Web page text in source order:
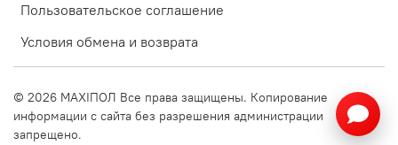
Пользовательское соглашение
Условия обмена и возврата
© 2026 MAXIПОЛ Все права защищены. Копирование
информации с сайта без разрешения администрации
запрещено.